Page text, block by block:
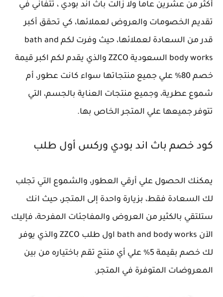
أكثر من عشرين عاماً ولا زالت باث اند بودي ، تتفاني في
تقديم الخصومات والعروض لعملائها، كي تحقق أكبر
قدر من السعادة لعملائها، حيث وفرت لكم bath and
body works السعودية ZZCO والذي يقدم لكم اكبر قيمة
خصم 80% علي جميع منتجاتها سواء كانت عطور، أم
شموع عطرية، وجميع منتجات العناية بالجسم، التي
تتوفر جميعها علي المتجر الخاص بها.
كود خصم باث اند بودي وركس أول طلب
يمكنك الحصول علي أرقي العطور، والشموع التي تجلب
لك السعادة فقط، بزيارة واحدة إلى المتجر، حيث انك
ستلتقي بالكثير من العروض والمفاجئات المفرحة، فإليك
الآن bath and body works اول طلب ZZCO والذي يوفر
لك خصم بقيمة 5% علي أي منتج تقم باختياره من بين
المعروضات المتوفرة في المتجر.